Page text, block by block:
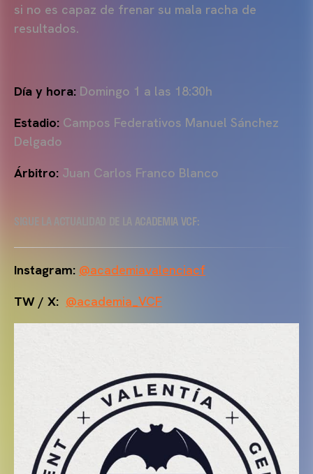
si no es capaz de frenar su mala racha de
resultados.
Día y hora: Domingo 1 a las 18:30h
Estadio: Campos Federativos Manuel Sánchez
Delgado
Árbitro: Juan Carlos Franco Blanco
SIGUE LA ACTUALIDAD DE LA ACADEMIA VCF:
Instagram: @academiavalenciacf
TW / X: @academia_VCF